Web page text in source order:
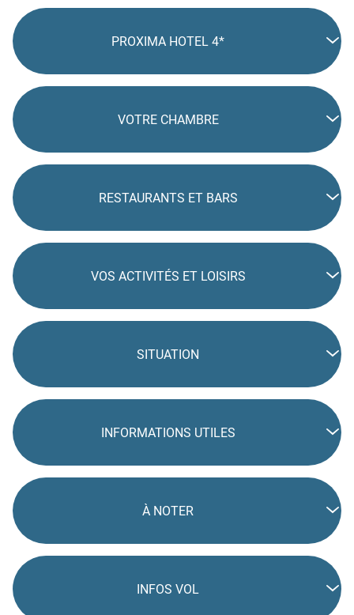
PROXIMA HOTEL 4*
VOTRE CHAMBRE
RESTAURANTS ET BARS
VOS ACTIVITÉS ET LOISIRS
SITUATION
INFORMATIONS UTILES
À NOTER
INFOS VOL